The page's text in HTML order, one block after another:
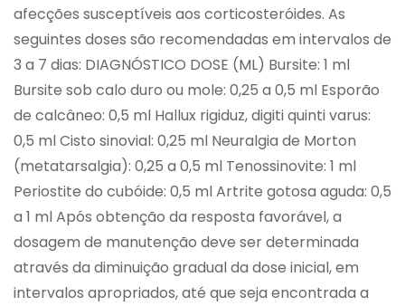
afecções susceptíveis aos corticosteróides. As
seguintes doses são recomendadas em intervalos de
3 a 7 dias: DIAGNÓSTICO DOSE (ML) Bursite: 1 ml
Bursite sob calo duro ou mole: 0,25 a 0,5 ml Esporão
de calcâneo: 0,5 ml Hallux rigiduz, digiti quinti varus:
0,5 ml Cisto sinovial: 0,25 ml Neuralgia de Morton
(metatarsalgia): 0,25 a 0,5 ml Tenossinovite: 1 ml
Periostite do cubóide: 0,5 ml Artrite gotosa aguda: 0,5
a 1 ml Após obtenção da resposta favorável, a
dosagem de manutenção deve ser determinada
através da diminuição gradual da dose inicial, em
intervalos apropriados, até que seja encontrada a